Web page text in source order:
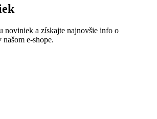
noviniek a získajte najnovšie info o
e-shope.